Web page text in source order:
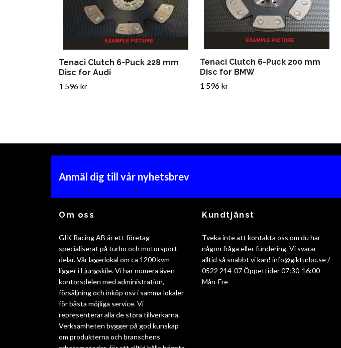
Tenaci Clutch 6-Puck 228 mm
Disc for Audi
1 596 kr
Tenaci Clutch 6-Puck 200 mm
Disc for BMW
1 596 kr
Anmäl dig till vår nyhetsbrev
Om oss
GIK Racing AB är ett företag
specialiserat på turbo och motorsport
delar. Vår lagerlokal om ca 1200 kvm
ligger i Ljungskile. Vi har numera även
kontorsdelen med administration,
försäljning och inköp osv i samma lokaler
för bästa möjliga service. Vi
representerar alla de stora tillverkarna.
Verksamheten bygger på god kunskap
om produkterna och branschens
Kundtjänst
Tveka inte att kontakta oss om du har
någon fråga eller fundering. Vi svarar
alltid så snabbt vi kan! info@gikturbo.se/
0522 214-07 Öppettider 07:30-16:00
Mån-Fre